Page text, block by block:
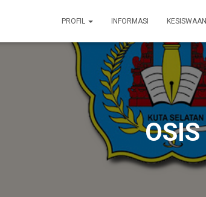
PROFIL INFORMASI KESISWAAN
OSIS